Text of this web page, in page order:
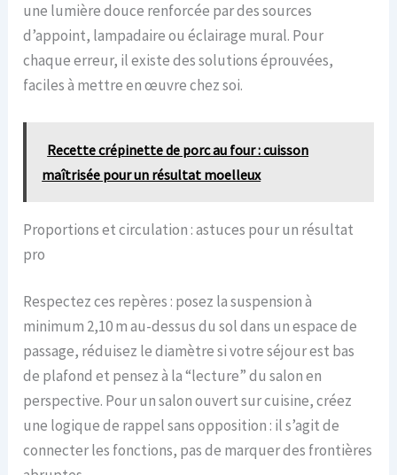
une lumière douce renforcée par des sources
d’appoint, lampadaire ou éclairage mural. Pour
chaque erreur, il existe des solutions éprouvées,
faciles à mettre en œuvre chez soi.
Recette crépinette de porc au four : cuisson
maîtrisée pour un résultat moelleux
Proportions et circulation : astuces pour un résultat
pro
Respectez ces repères : posez la suspension à
minimum 2,10 m au-dessus du sol dans un espace de
passage, réduisez le diamètre si votre séjour est bas
de plafond et pensez à la “lecture” du salon en
perspective. Pour un salon ouvert sur cuisine, créez
une logique de rappel sans opposition : il s’agit de
connecter les fonctions, pas de marquer des frontières